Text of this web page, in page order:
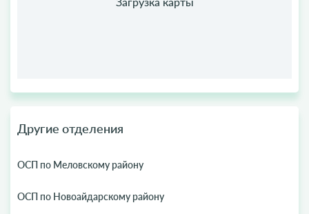
Другие отделения
ОСП по Меловскому району
ОСП по Новоайдарскому району